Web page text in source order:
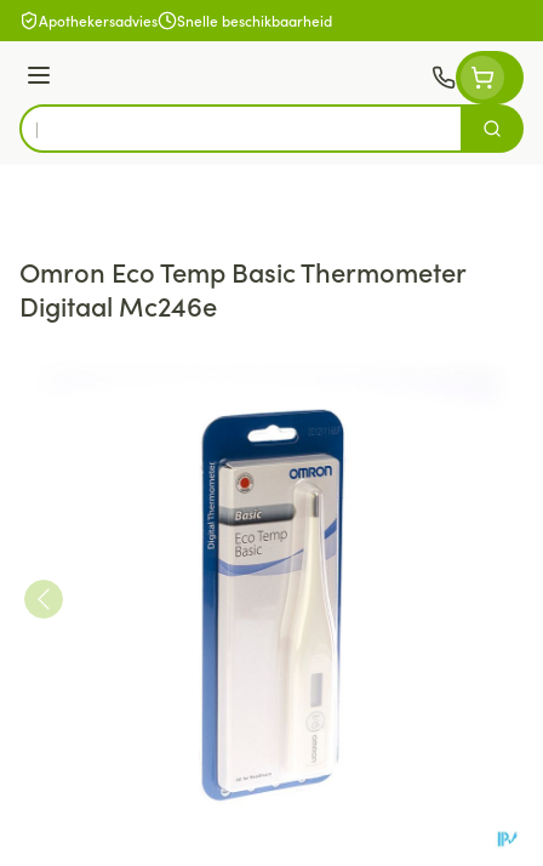
Ga naar de inhoud
Apothekersadvies Snelle beschikbaarheid
Menu
Product, merk, categorie...
Zoek
Omron Eco Temp Basic Thermometer
Digitaal Mc246e